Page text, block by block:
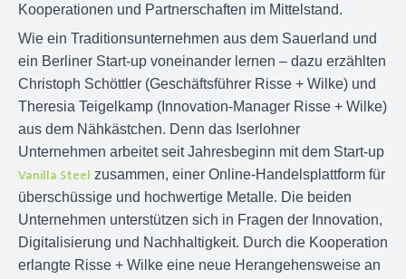
Kooperationen und Partnerschaften im Mittelstand.
Wie ein Traditionsunternehmen aus dem Sauerland und
ein Berliner Start-up voneinander lernen – dazu erzählten
Christoph Schöttler (Geschäftsführer Risse + Wilke) und
Theresia Teigelkamp (Innovation-Manager Risse + Wilke)
aus dem Nähkästchen. Denn das Iserlohner
Unternehmen arbeitet seit Jahresbeginn mit dem Start-up
Vanilla Steel zusammen, einer Online-Handelsplattform für
überschüssige und hochwertige Metalle. Die beiden
Unternehmen unterstützen sich in Fragen der Innovation,
Digitalisierung und Nachhaltigkeit. Durch die Kooperation
erlangte Risse + Wilke eine neue Herangehensweise an